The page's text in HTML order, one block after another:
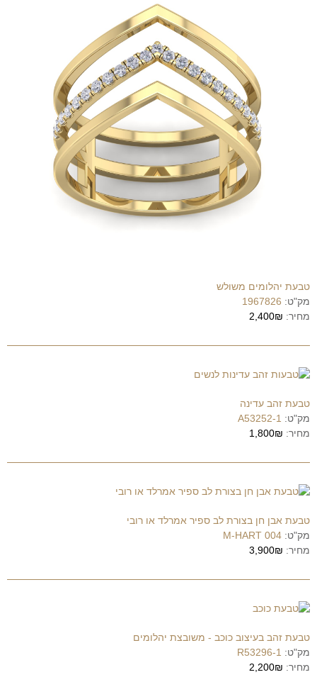
טבעת יהלומים משולש
מק"ט: 1967826
מחיר: 2,400₪
טבעת זהב עדינה
מק"ט: A53252-1
מחיר: 1,800₪
טבעת אבן חן בצורת לב ספיר אמרלד או רובי
מק"ט: M-HART 004
מחיר: 3,900₪
טבעת זהב בעיצוב כוכב - משובצת יהלומים
מק"ט: R53296-1
מחיר: 2,200₪